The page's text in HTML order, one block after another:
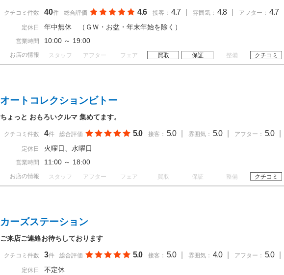
クチコミ件数 40件 総合評価 4.6 接客： 4.7 雰囲気： 4.8 アフター： 4.7
定休日 年中無休 （ＧＷ・お盆・年末年始を除く）
営業時間 10:00 ～ 19:00
お店の情報 スタッフ アフター フェア 買取 保証 整備 クチコミ
オートコレクションビトー
ちょっと おもろいクルマ 集めてます。
クチコミ件数 4件 総合評価 5.0 接客： 5.0 雰囲気： 5.0 アフター： 5.0
定休日 火曜日、水曜日
営業時間 11:00 ～ 18:00
お店の情報 スタッフ アフター フェア 買取 保証 整備 クチコミ
カーズステーション
ご来店ご連絡お待ちしております
クチコミ件数 3件 総合評価 5.0 接客： 5.0 雰囲気： 4.0 アフター： 5.0
定休日 不定休